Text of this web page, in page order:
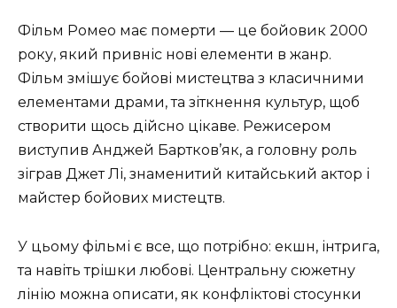
Фільм Ромео має померти — це бойовик 2000
року, який привніс нові елементи в жанр.
Фільм змішує бойові мистецтва з класичними
елементами драми, та зіткнення культур, щоб
створити щось дійсно цікаве. Режисером
виступив Анджей Бартков’як, а головну роль
зіграв Джет Лі, знаменитий китайський актор і
майстер бойових мистецтв.
У цьому фільмі є все, що потрібно: екшн, інтрига,
та навіть трішки любові. Центральну сюжетну
лінію можна описати, як конфліктові стосунки